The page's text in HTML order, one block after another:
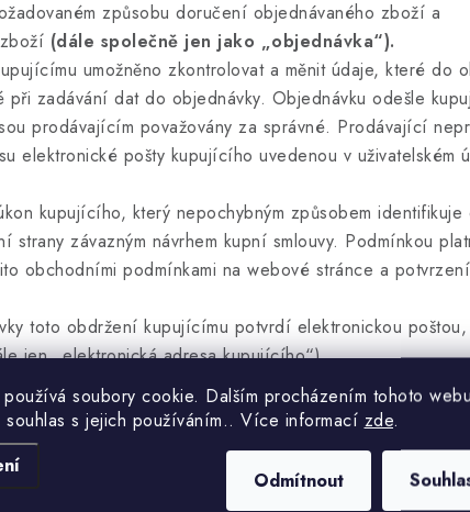
soubory cookie. Dalším procházením tohoto webu
souhlas s jejich používáním.. Více informací zde.
Odmítnout
způsobu doručení objednávaného zboží a
(dále společně jen jako „objednávka“).
umožněno zkontrolovat a měnit údaje, které do
zadávání dat do objednávky. Objednávku odešle
prodávajícím považovány za správné. Prodávající
elektronické pošty kupujícího uvedenou v uživatelském
kupujícího, který nepochybným způsobem
závazným návrhem kupní smlouvy. Podmínkou
obchodními podmínkami na webové stránce a
obdržení kupujícímu potvrdí elektronickou poštou,
jen „elektronická adresa kupujícího“).
objednávky (množství zboží, výše kupní ceny,
písemně či telefonicky).
patnáct dnů.
doručením přijetí objednávky (akceptací), jež je